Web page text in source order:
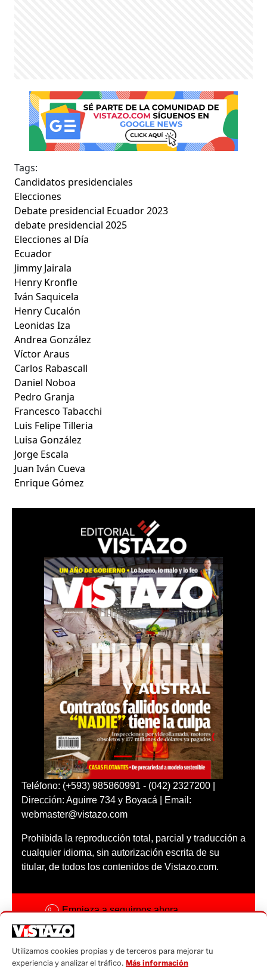
Tags:
Candidatos presidenciales
Elecciones
Debate presidencial Ecuador 2023
debate presidencial 2025
Elecciones al Día
Ecuador
Jimmy Jairala
Henry Kronfle
Iván Saquicela
Henry Cucalón
Leonidas Iza
Andrea González
Víctor Araus
Carlos Rabascall
Daniel Noboa
Pedro Granja
Francesco Tabacchi
Luis Felipe Tilleria
Luisa González
Jorge Escala
Juan Iván Cueva
Enrique Gómez
Teléfono: (+593) 985860991 - (042) 2327200 |
Dirección: Aguirre 734 y Boyacá | Email:
webmaster@vistazo.com
Prohibida la reproducción total, parcial y traducción a
cualquier idioma, sin autorización escrita de su
titular, de todos los contenidos de Vistazo.com.
Empieza a seguirnos ahora
Código ética
Utilizamos cookies propias y de terceros para mejorar tu
experiencia y analizar el tráfico. Más información